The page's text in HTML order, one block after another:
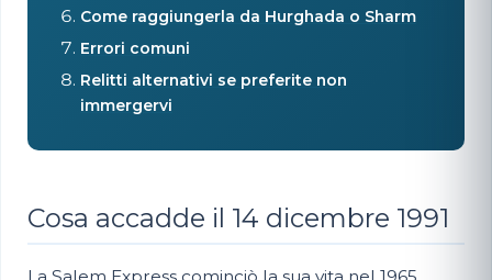
Come raggiungerla da Hurghada o Sharm
Errori comuni
Relitti alternativi se preferite non
immergervi
Cosa accadde il 14 dicembre 1991
La Salem Express cominciò la sua vita nel 1965